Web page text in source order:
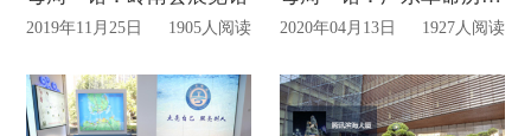
2019年11月25日 1905人阅读 2020年04月13日 1927人阅读